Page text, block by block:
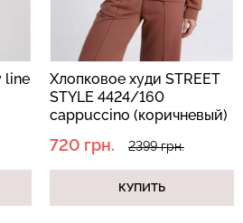
line
Хлопковое худи STREET
STYLE 4424/160
cappuccino (коричневый)
720 грн. 2399 грн.
КУПИТЬ
Велосипедки с пуш-ап
эффектом бесшовные
TRACKS SHAPE black
(черный) Giulia